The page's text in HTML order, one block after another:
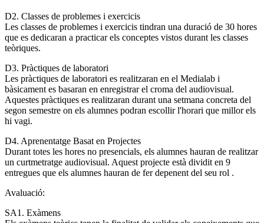
D2. Classes de problemes i exercicis
Les classes de problemes i exercicis tindran una duració de 30 hores
que es dedicaran a practicar els conceptes vistos durant les classes
teòriques.
D3. Pràctiques de laboratori
Les pràctiques de laboratori es realitzaran en el Medialab i
bàsicament es basaran en enregistrar el croma del audiovisual.
Aquestes pràctiques es realitzaran durant una setmana concreta del
segon semestre on els alumnes podran escollir l'horari que millor els
hi vagi.
D4. Aprenentatge Basat en Projectes
Durant totes les hores no presencials, els alumnes hauran de realitzar
un curtmetratge audiovisual. Aquest projecte està dividit en 9
entregues que els alumnes hauran de fer depenent del seu rol .
Avaluació:
SA1. Exàmens